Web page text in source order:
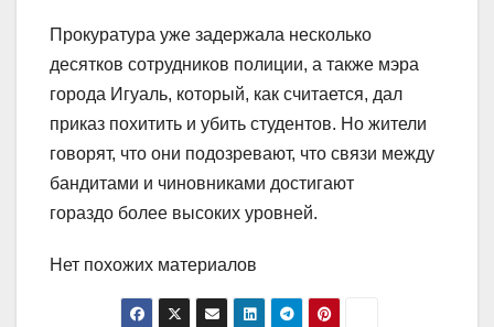
Прокуратура уже задержала несколько
десятков сотрудников полиции, а также мэра
города Игуаль, который, как считается, дал
приказ похитить и убить студентов. Но жители
говорят, что они подозревают, что связи между
бандитами и чиновниками достигают
гораздо более высоких уровней.
Нет похожих материалов